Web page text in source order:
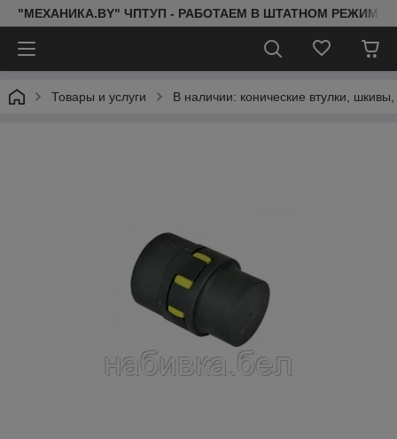
"МЕХАНИКА.BY" ЧПТУП - РАБОТАЕМ В ШТАТНОМ РЕЖИМЕ
Товары и услуги В наличии: конические втулки,